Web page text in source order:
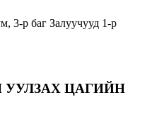
3-р баг Залуучууд 1-р
УУЛЗАХ ЦАГИЙН